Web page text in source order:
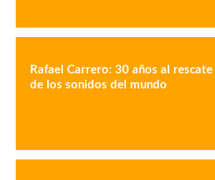
Rafael Carrero: 30 años al rescate
de los sonidos del mundo